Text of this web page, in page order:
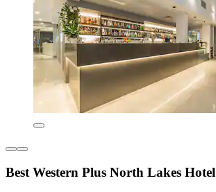
Best Western Plus North Lakes Hotel